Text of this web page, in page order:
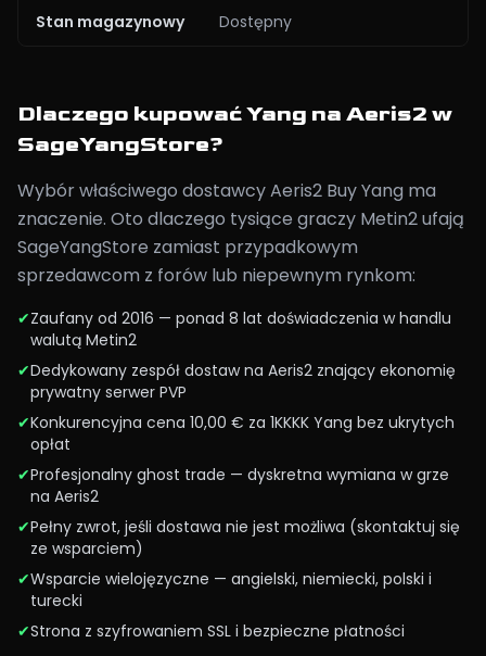
Stan magazynowy Dostępny
Dlaczego kupować Yang na Aeris2 w
SageYangStore?
Wybór właściwego dostawcy Aeris2 Buy Yang ma
znaczenie. Oto dlaczego tysiące graczy Metin2 ufają
SageYangStore zamiast przypadkowym
sprzedawcom z forów lub niepewnym rynkom:
✔Zaufany od 2016 — ponad 8 lat doświadczenia w handlu
walutą Metin2
✔Dedykowany zespół dostaw na Aeris2 znający ekonomię
prywatny serwer PVP
✔Konkurencyjna cena 10,00 € za 1KKKK Yang bez ukrytych
opłat
✔Profesjonalny ghost trade — dyskretna wymiana w grze
na Aeris2
✔Pełny zwrot, jeśli dostawa nie jest możliwa (skontaktuj się
ze wsparciem)
✔Wsparcie wielojęzyczne — angielski, niemiecki, polski i
turecki
✔Strona z szyfrowaniem SSL i bezpieczne płatności